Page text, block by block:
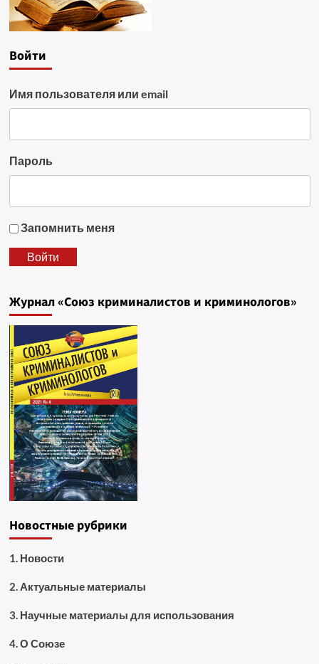
Войти
Имя пользователя или email
Пароль
Запомнить меня
Войти
Журнал «Союз криминалистов и криминологов»
Новостные рубрики
1. Новости
2. Актуальные материалы
3. Научные материалы для использования
4. О Союзе